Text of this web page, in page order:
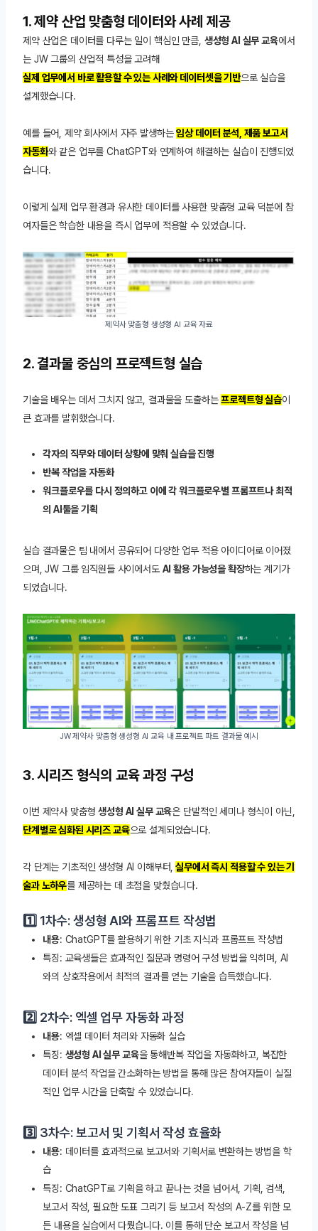
1. 제약 산업 맞춤형 데이터와 사례 제공
제약 산업은 데이터를 다루는 일이 핵심인 만큼, 생성형 AI 실무 교육에서
는 JW 그룹의 산업적 특성을 고려해
실제 업무에서 바로 활용할 수 있는 사례와 데이터셋을 기반으로 실습을
설계했습니다.
예를 들어, 제약 회사에서 자주 발생하는임상 데이터 분석, 제품 보고서
자동화와 같은 업무를 ChatGPT와 연계하여 해결하는 실습이 진행되었
습니다.
이렇게 실제 업무 환경과 유사한 데이터를 사용한 맞춤형 교육 덕분에 참
여자들은 학습한 내용을 즉시 업무에 적용할 수 있었습니다.
제약사 맞춤형 생성형 AI 교육 자료
2. 결과물 중심의 프로젝트형 실습
기술을 배우는 데서 그치지 않고, 결과물을 도출하는프로젝트형 실습이
큰 효과를 발휘했습니다.
각자의 직무와 데이터 상황에 맞춰 실습을 진행
반복 작업을 자동화
워크플로우를 다시 정의하고 이에 각 워크플로우별 프롬프트나 최적
의 AI툴을 기획
실습 결과물은 팀 내에서 공유되어 다양한 업무 적용 아이디어로 이어졌
으며, JW 그룹 임직원들 사이에서도 AI 활용 가능성을 확장하는 계기가
되었습니다.
JW 제약사 맞춤형 생성형 AI 교육 내 프로젝트 파트 결과물 예시
3. 시리즈 형식의 교육 과정 구성
이번 제약사 맞춤형생성형 AI 실무 교육은 단발적인 세미나 형식이 아닌,
단계별로 심화된 시리즈 교육으로 설계되었습니다.
각 단계는 기초적인 생성형 AI 이해부터, 실무에서 즉시 적용할 수 있는 기
술과 노하우를 제공하는 데 초점을 맞췄습니다.
1️⃣ 1차수: 생성형 AI와 프롬프트 작성법
내용: ChatGPT를 활용하기 위한 기초 지식과 프롬프트 작성법
특징: 교육생들은 효과적인 질문과 명령어 구성 방법을 익히며, AI
와의 상호작용에서 최적의 결과를 얻는 기술을 습득했습니다.
2️⃣ 2차수: 엑셀 업무 자동화 과정
내용: 엑셀 데이터 처리와 자동화 실습
특징: 생성형 AI 실무 교육을 통해반복 작업을 자동화하고, 복잡한
데이터 분석 작업을 간소화하는 방법을 통해 많은 참여자들이 실질
적인 업무 시간을 단축할 수 있었습니다.
3️⃣ 3차수: 보고서 및 기획서 작성 효율화
내용: 데이터를 효과적으로 보고서와 기획서로 변환하는 방법을 학
습
특징: ChatGPT로 기획을 하고 끝나는 것을 넘어서, 기획, 검색,
보고서 작성, 필요한 도표 그리기 등 보고서 작성의 A-Z를 위한 모
든 내용을 실습에서 다뤘습니다. 이를 통해 단순 보고서 작성을 넘